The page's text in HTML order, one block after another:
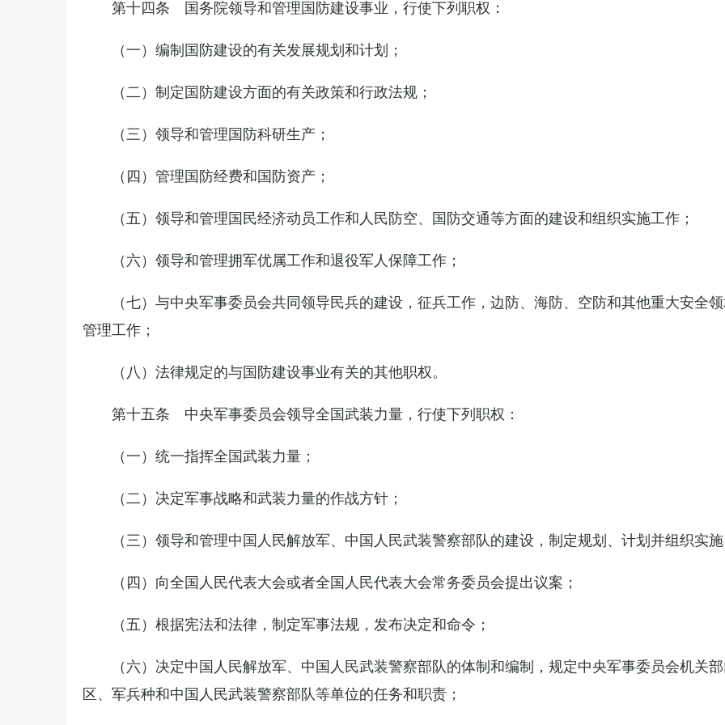
第十四条 国务院领导和管理国防建设事业，行使下列职权：
（一）编制国防建设的有关发展规划和计划；
（二）制定国防建设方面的有关政策和行政法规；
（三）领导和管理国防科研生产；
（四）管理国防经费和国防资产；
（五）领导和管理国民经济动员工作和人民防空、国防交通等方面的建设和组织实施工作；
（六）领导和管理拥军优属工作和退役军人保障工作；
（七）与中央军事委员会共同领导民兵的建设，征兵工作，边防、海防、空防和其他重大安全
管理工作；
（八）法律规定的与国防建设事业有关的其他职权。
第十五条 中央军事委员会领导全国武装力量，行使下列职权：
（一）统一指挥全国武装力量；
（二）决定军事战略和武装力量的作战方针；
（三）领导和管理中国人民解放军、中国人民武装警察部队的建设，制定规划、计划并组织实
（四）向全国人民代表大会或者全国人民代表大会常务委员会提出议案；
（五）根据宪法和法律，制定军事法规，发布决定和命令；
（六）决定中国人民解放军、中国人民武装警察部队的体制和编制，规定中央军事委员会机关
区、军兵种和中国人民武装警察部队等单位的任务和职责；